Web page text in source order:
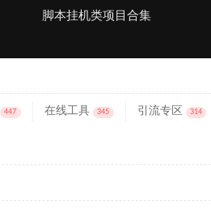
脚本挂机类项目合集
447 在线工具 345 引流专区 314